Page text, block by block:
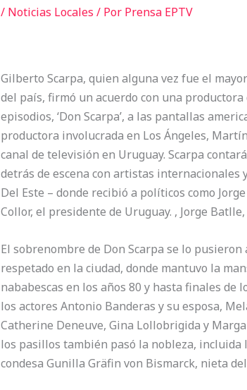
/ Noticias Locales / Por Prensa EPTV
Gilberto Scarpa, quien alguna vez fue el
del país, firmó un acuerdo con una
episodios, ‘Don Scarpa’, a las pantallas
productora involucrada en Los Ángeles,
canal de televisión en Uruguay. Scarpa
detrás de escena con artistas internacionales
Del Este – donde recibió a políticos como
Collor, el presidente de Uruguay. , Jorge
El sobrenombre de Don Scarpa se lo
respetado en la ciudad, donde mantuvo la
nababescas en los años 80 y hasta finales de
los actores Antonio Banderas y su esposa,
Catherine Deneuve, Gina Lollobrigida y
los pasillos también pasó la nobleza, incluida
condesa Gunilla Gräfin von Bismarck, nieta